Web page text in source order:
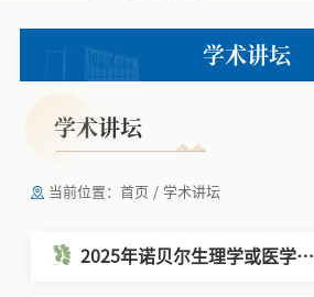
学术讲坛
学术讲坛
当前位置：首页 / 学术讲坛
2025年诺贝尔生理学或医学奖